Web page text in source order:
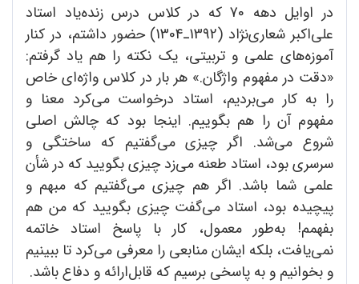
در اوایل دهه 70 که در کلاس درس زنده‌یاد استاد
علی‌اکبر شعاری‌نژاد (1392ـ1304) حضور داشتم، در کنار
آموزه‌های علمی و تربیتی، یک نکته را هم یاد گرفتم:
«دقت در مفهوم واژگان.» هر بار در کلاس واژه‌ای خاص
را به کار می‌بردیم، استاد درخواست می‌کرد معنا و
مفهوم آن را هم بگوییم. اینجا بود که چالش اصلی
شروع می‌شد. اگر چیزی می‌گفتیم که ساختگی و
سرسری بود، استاد طعنه می‌زد چیزی بگویید که در شأن
علمی شما باشد. اگر هم چیزی می‌گفتیم که مبهم و
پیچیده بود، استاد می‌گفت چیزی بگویید که من هم
بفهمم! به‌طور معمول، کار با پاسخ استاد خاتمه
نمی‌یافت، بلکه ایشان منابعی را معرفی می‌کرد تا ببینیم
و بخوانیم و به پاسخی برسیم که قابل‌ارائه و دفاع باشد.